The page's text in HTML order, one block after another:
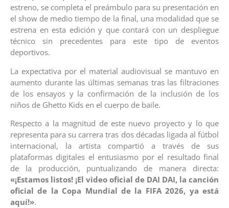
estreno, se completa el preámbulo para su presentación en
el show de medio tiempo de la final, una modalidad que se
estrena en esta edición y que contará con un despliegue
técnico sin precedentes para este tipo de eventos
deportivos.
La expectativa por el material audiovisual se mantuvo en
aumento durante las últimas semanas tras las filtraciones
de los ensayos y la confirmación de la inclusión de los
niños de Ghetto Kids en el cuerpo de baile.
Respecto a la magnitud de este nuevo proyecto y lo que
representa para su carrera tras dos décadas ligada al fútbol
internacional, la artista compartió a través de sus
plataformas digitales el entusiasmo por el resultado final
de la producción, puntualizando de manera directa:
«¡Estamos listos! ¡El video oficial de DAI DAI, la canción
oficial de la Copa Mundial de la FIFA 2026, ya está
aquí!».